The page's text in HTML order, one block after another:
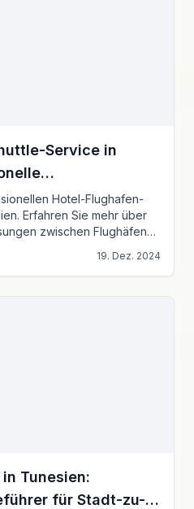
Service in
Hotel-Flughafen-
Erfahren Sie mehr über
zwischen Flughäfen
Geschäftsreisende.
19. Dez. 2024
Tunesien:
für Stadt-zu-